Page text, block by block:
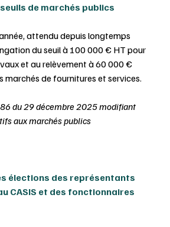
seuils de marchés publics
attendu depuis longtemps
du seuil à 100 000 € HT pour
et au relèvement à 60 000 €
marchés de fournitures et services.
du 29 décembre 2025 modifiant
aux marchés publics
élections des représentants
CASIS et des fonctionnaires